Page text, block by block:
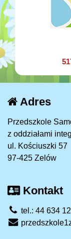
Adres
Przedszkole
z oddziałami
ul. Kościuszki 57
97-425 Zelów
Kontakt
tel.: 44 634